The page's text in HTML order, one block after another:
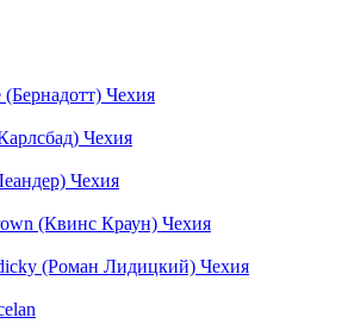
(Бернадотт) Чехия
Чехия
Чехия
(Квинс Краун) Чехия
(Роман Лидицкий) Чехия